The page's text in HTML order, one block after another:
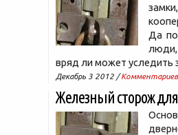
Да
вряд ли может уследить
Декабрь 3 2012 /
Железный сторож